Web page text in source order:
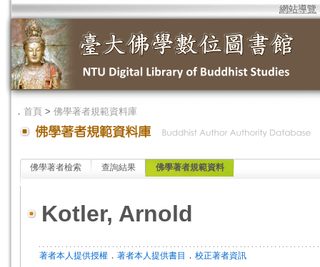
網站導覽
． 首頁 > 佛學著者規範資料庫
佛學著者檢索 查詢結果 佛學著者規範資料
Kotler, Arnold
著者本人提供授權 ． 著者本人提供書目 ． 校正著者資訊